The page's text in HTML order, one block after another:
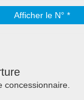
Afficher le N° *
concessionnaire.